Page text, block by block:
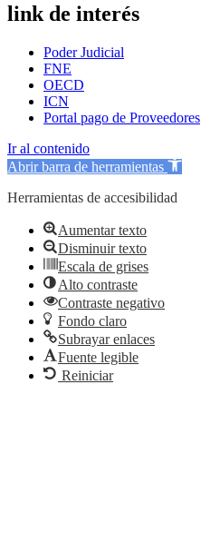
link de interés
Poder Judicial
FNE
OECD
ICN
Portal pago de Proveedores
Ir al contenido
Abrir barra de herramientas
Herramientas de accesibilidad
Aumentar texto
Disminuir texto
Escala de grises
Alto contraste
Contraste negativo
Fondo claro
Subrayar enlaces
Fuente legible
Reiniciar